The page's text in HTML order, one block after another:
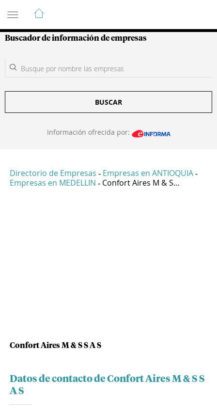
Guía de Empresas Colombianas
Buscador de información de empresas
BUSCAR
Información ofrecida por:
Directorio de Empresas - Empresas en ANTIOQUIA -
Empresas en MEDELLIN - Confort Aires M & S...
Confort Aires M & S S A S
Datos de contacto de Confort Aires M & S S
A S